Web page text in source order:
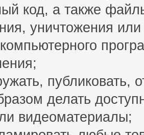
код, а также
уничтожения
публиковать,
делать
видеоматериалы;